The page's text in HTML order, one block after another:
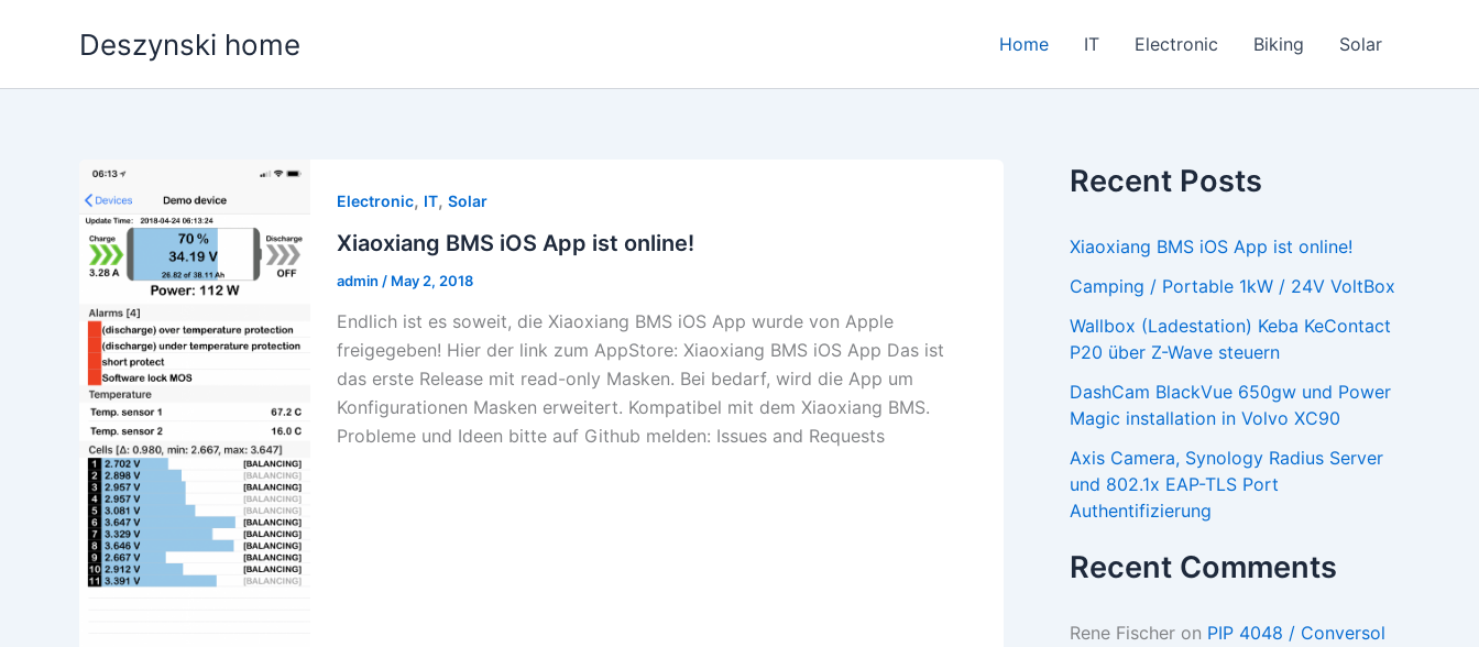
Deszynski home Home IT Electronic Biking Solar
Electronic, IT, Solar
Xiaoxiang BMS iOS App ist online!
admin / May 2, 2018
Endlich ist es soweit, die Xiaoxiang BMS iOS App wurde von Apple
freigegeben! Hier der link zum AppStore: Xiaoxiang BMS iOS App Das ist
das erste Release mit read-only Masken. Bei bedarf, wird die App um
Konfigurationen Masken erweitert. Kompatibel mit dem Xiaoxiang BMS.
Probleme und Ideen bitte auf Github melden: Issues and Requests
Recent Posts
Xiaoxiang BMS iOS App ist online!
Camping / Portable 1kW / 24V VoltBox
Wallbox (Ladestation) Keba KeContact
P20 über Z-Wave steuern
DashCam BlackVue 650gw und Power
Magic installation in Volvo XC90
Axis Camera, Synology Radius Server
und 802.1x EAP-TLS Port
Authentifizierung
Recent Comments
Rene Fischer on PIP 4048 / Conversol